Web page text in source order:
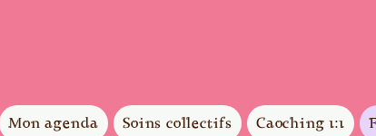
Mon agenda Soins collectifs Caoching 1:1